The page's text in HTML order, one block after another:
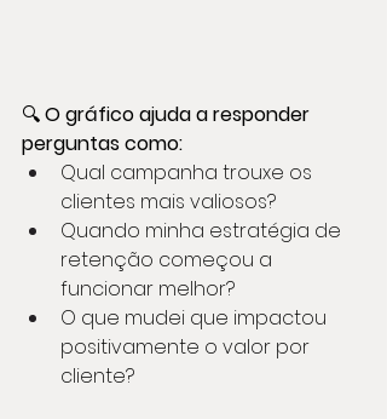
🔍 O gráfico ajuda a responder
perguntas como:
Qual campanha trouxe os
clientes mais valiosos?
Quando minha estratégia de
retenção começou a
funcionar melhor?
O que mudei que impactou
positivamente o valor por
cliente?